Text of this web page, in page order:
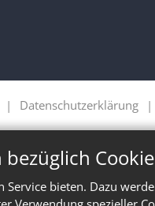
bieten. Dazu
Datenschutzerklärung